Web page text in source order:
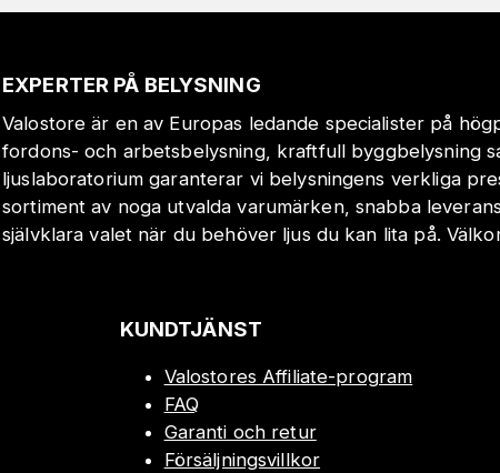
EXPERTER PÅ BELYSNING
Valostore är en av Europas ledande specialister på
fordons- och arbetsbelysning, kraftfull byggbelysning
ljuslaboratorium garanterar vi belysningens verkliga
sortiment av noga utvalda varumärken, snabba
självklara valet när du behöver ljus du kan lita på.
KUNDTJÄNST
Valostores Affiliate-program
FAQ
Garanti och retur
Försäljningsvillkor